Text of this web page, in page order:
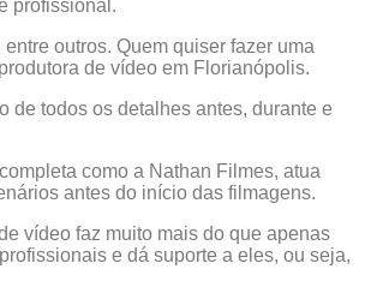
profissional.
outros. Quem quiser fazer uma
de vídeo em Florianópolis.
de todos os detalhes antes, durante e
como a Nathan Filmes, atua
antes do início das filmagens.
vídeo faz muito mais do que apenas
e dá suporte a eles, ou seja,